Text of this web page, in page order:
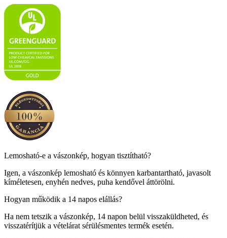
Lemosható-e a vászonkép, hogyan tisztítható?
Igen, a vászonkép lemosható és könnyen karbantartható, javasolt
kíméletesen, enyhén nedves, puha kendővel áttörölni.
Hogyan működik a 14 napos elállás?
Ha nem tetszik a vászonkép, 14 napon belül visszaküldheted, és
visszatérítjük a vételárat sérülésmentes termék esetén.